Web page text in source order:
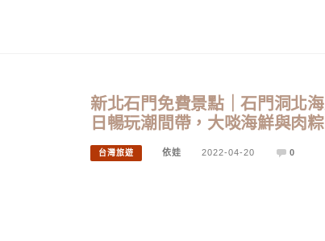
新北石門免費景點｜石門洞北
日暢玩潮間帶，大啖海鮮與肉
台灣旅遊 依娃 2022-04-20 0